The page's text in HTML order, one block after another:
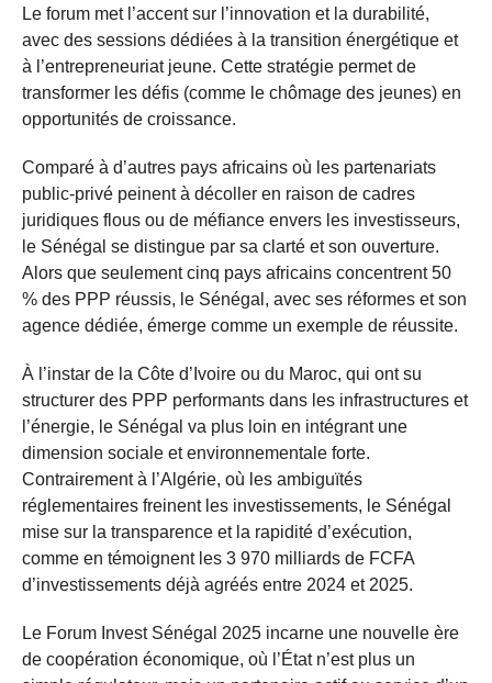
Le forum met l’accent sur l’innovation et la durabilité,
avec des sessions dédiées à la transition énergétique et
à l’entrepreneuriat jeune. Cette stratégie permet de
transformer les défis (comme le chômage des jeunes) en
opportunités de croissance.
Comparé à d’autres pays africains où les partenariats
public-privé peinent à décoller en raison de cadres
juridiques flous ou de méfiance envers les investisseurs,
le Sénégal se distingue par sa clarté et son ouverture.
Alors que seulement cinq pays africains concentrent 50
% des PPP réussis, le Sénégal, avec ses réformes et son
agence dédiée, émerge comme un exemple de réussite.
À l’instar de la Côte d’Ivoire ou du Maroc, qui ont su
structurer des PPP performants dans les infrastructures et
l’énergie, le Sénégal va plus loin en intégrant une
dimension sociale et environnementale forte.
Contrairement à l’Algérie, où les ambiguïtés
réglementaires freinent les investissements, le Sénégal
mise sur la transparence et la rapidité d’exécution,
comme en témoignent les 3 970 milliards de FCFA
d’investissements déjà agréés entre 2024 et 2025.
Le Forum Invest Sénégal 2025 incarne une nouvelle ère
de coopération économique, où l’État n’est plus un